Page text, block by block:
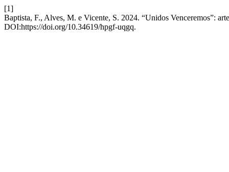
[1]
Baptista, F., Alves, M. e Vicente, S. 2024. “Unidos Venceremos”:
DOI:https://doi.org/10.34619/hpgf-uqgq.